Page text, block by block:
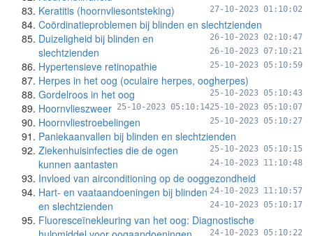
Keratitis (hoornvliesontsteking)
27-10-2023 01:10:02
Coördinatieproblemen bij blinden en slechtzienden
26-10-2023 02:10:47
Duizeligheid bij blinden en
slechtzienden
26-10-2023 07:10:21
Hypertensieve retinopathie 25-10-2023 05:10:59
Herpes in het oog (oculaire herpes, oogherpes)
25-10-2023 05:10:43
Gordelroos in het oog
25-10-2023 05:10:07
Hoornvlieszweer 25-10-2023 05:10:14
Hoornvliestroebelingen 25-10-2023 05:10:27
Paniekaanvallen bij blinden en slechtzienden
25-10-2023 05:10:15
Ziekenhuisinfecties die de ogen
kunnen aantasten
24-10-2023 11:10:48
Invloed van airconditioning op de ooggezondheid
24-10-2023 11:10:57
Hart- en vaataandoeningen bij blinden
en slechtzienden
24-10-2023 05:10:17
Fluoresceïnekleuring van het oog: Diagnostische
24-10-2023 05:10:22